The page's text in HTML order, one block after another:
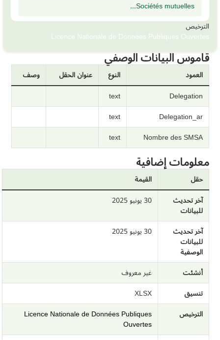
Sociétés mutuelles...
الترخيص
Licence Nationale de Données Publiques Ouvertes
قاموس البيانات الوصفي
العمود النوع عنوان الحقل
وصف
Delegation
text
Delegation_ar
text
Nombre des SMSA
text
معلومات إضافية
حقل
القيمة
آخر تحديث
للبيانات
30 يونيو 2025
آخر تحديث
للبيانات
الوصفية
30 يونيو 2025
أنشئت
غير معروف
تنسيق
XLSX
الترخيص
Licence Nationale de Données Publiques
Ouvertes